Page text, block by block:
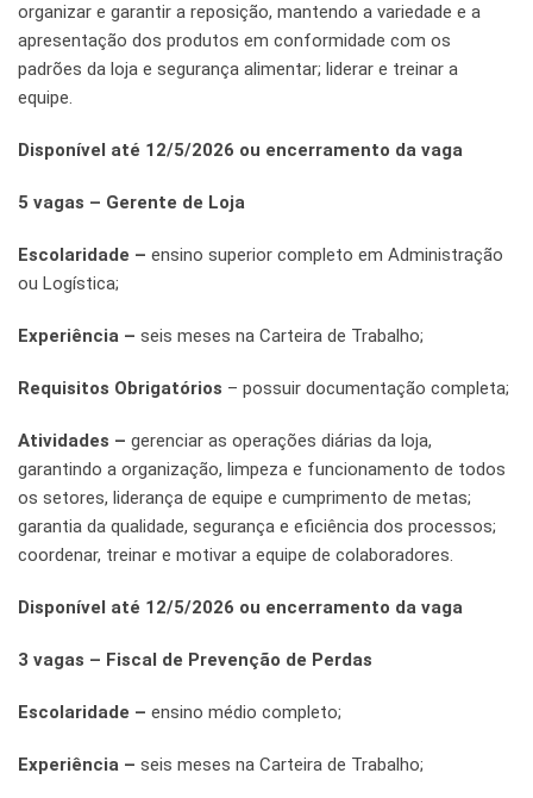
organizar e garantir a reposição, mantendo a variedade e a
apresentação dos produtos em conformidade com os
padrões da loja e segurança alimentar; liderar e treinar a
equipe.
Disponível até 12/5/2026 ou encerramento da vaga
5 vagas – Gerente de Loja
Escolaridade – ensino superior completo em Administração
ou Logística;
Experiência – seis meses na Carteira de Trabalho;
Requisitos Obrigatórios – possuir documentação completa;
Atividades – gerenciar as operações diárias da loja,
garantindo a organização, limpeza e funcionamento de todos
os setores, liderança de equipe e cumprimento de metas;
garantia da qualidade, segurança e eficiência dos processos;
coordenar, treinar e motivar a equipe de colaboradores.
Disponível até 12/5/2026 ou encerramento da vaga
3 vagas – Fiscal de Prevenção de Perdas
Escolaridade – ensino médio completo;
Experiência – seis meses na Carteira de Trabalho;